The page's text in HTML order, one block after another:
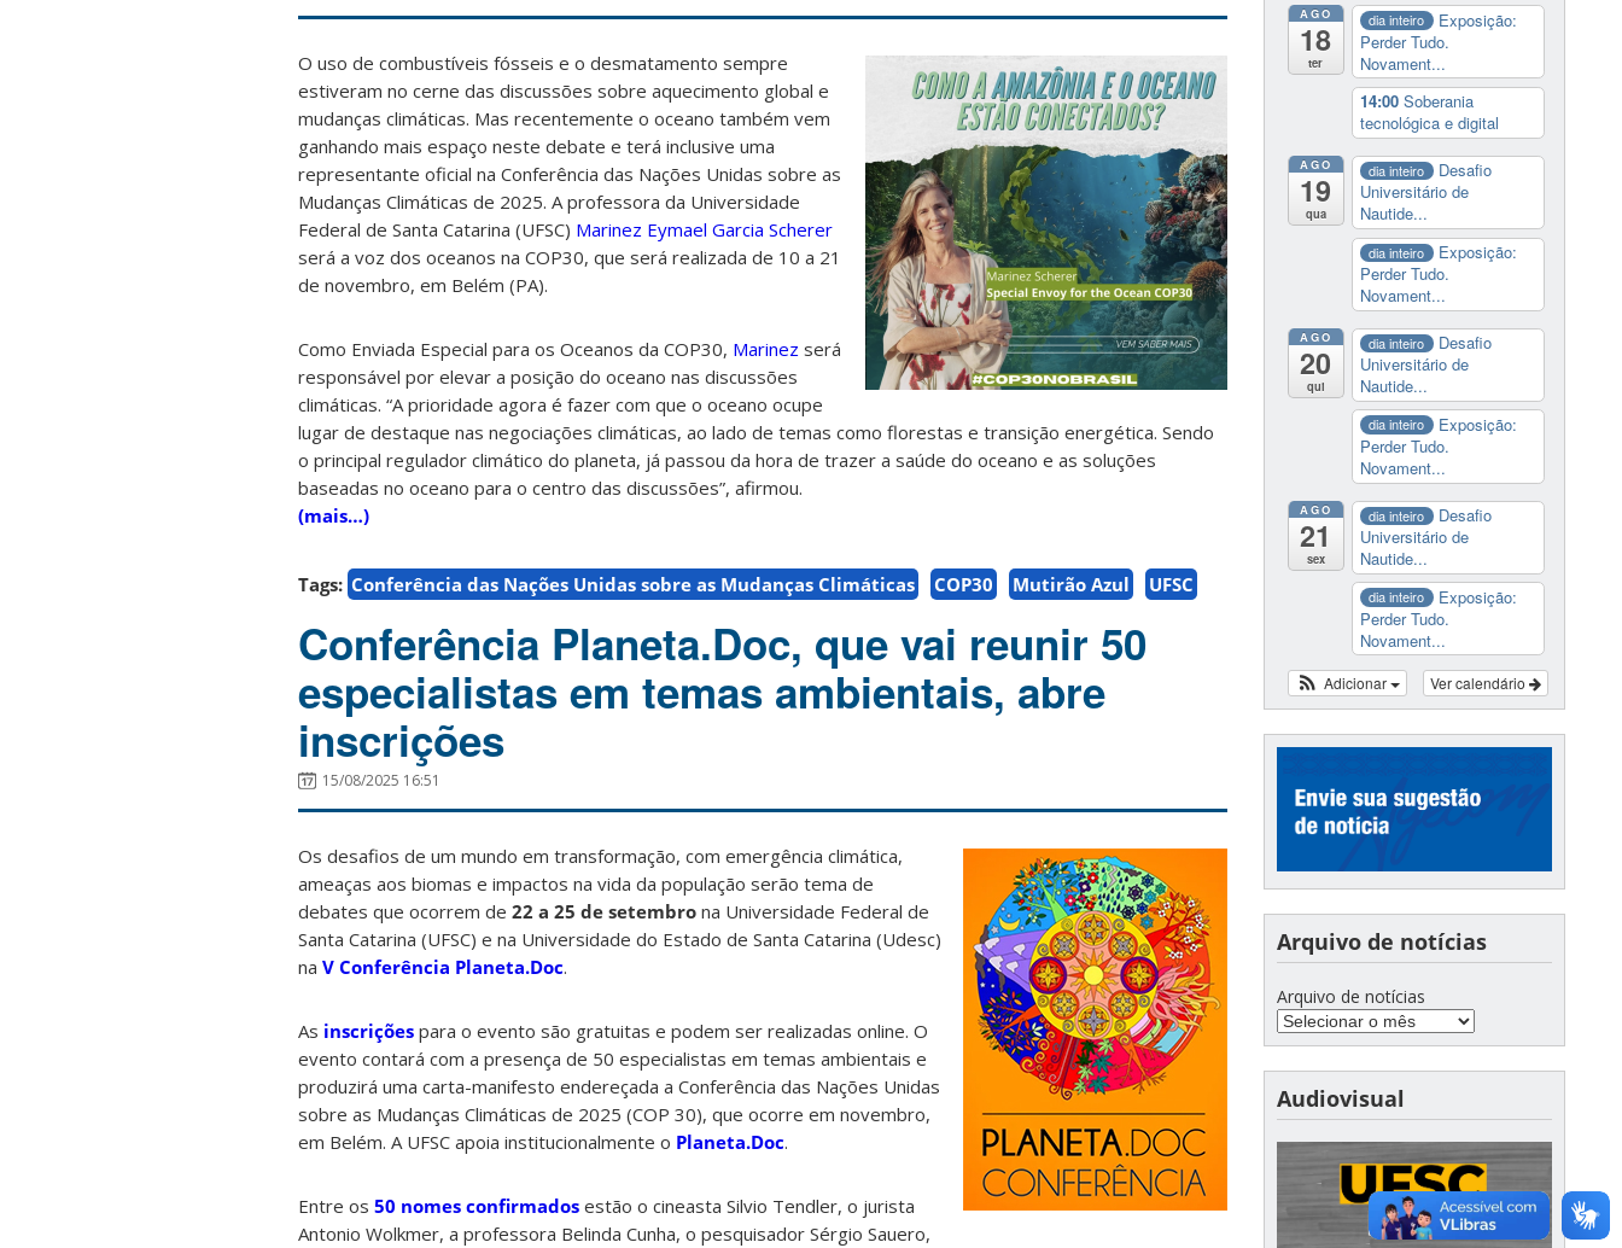
O uso de combustíveis fósseis e o desmatamento sempre
estiveram no cerne das discussões sobre aquecimento global e
mudanças climáticas. Mas recentemente o oceano também vem
ganhando mais espaço neste debate e terá inclusive uma
representante oficial na Conferência das Nações Unidas sobre as
Mudanças Climáticas de 2025. A professora da Universidade
Federal de Santa Catarina (UFSC) Marinez Eymael Garcia Scherer
será a voz dos oceanos na COP30, que será realizada de 10 a 21
de novembro, em Belém (PA).
Como Enviada Especial para os Oceanos da COP30, Marinez será
responsável por elevar a posição do oceano nas discussões
climáticas. “A prioridade agora é fazer com que o oceano ocupe
lugar de destaque nas negociações climáticas, ao lado de temas como florestas e transição energética. Sendo
o principal regulador climático do planeta, já passou da hora de trazer a saúde do oceano e as soluções
baseadas no oceano para o centro das discussões”, afirmou.
(mais…)
Tags: Conferência das Nações Unidas sobre as Mudanças Climáticas COP30 Mutirão Azul UFSC
Conferência Planeta.Doc, que vai reunir 50
especialistas em temas ambientais, abre
inscrições
15/08/2025 16:51
Os desafios de um mundo em transformação, com emergência climática,
ameaças aos biomas e impactos na vida da população serão tema de
debates que ocorrem de 22 a 25 de setembro na Universidade Federal de
Santa Catarina (UFSC) e na Universidade do Estado de Santa Catarina (Udesc)
na V Conferência Planeta.Doc.
As inscrições para o evento são gratuitas e podem ser realizadas online. O
evento contará com a presença de 50 especialistas em temas ambientais e
produzirá uma carta-manifesto endereçada a Conferência das Nações Unidas
sobre as Mudanças Climáticas de 2025 (COP 30), que ocorre em novembro,
em Belém. A UFSC apoia institucionalmente o Planeta.Doc.
Entre os 50 nomes confirmados estão o cineasta Silvio Tendler, o jurista
Antonio Wolkmer, a professora Belinda Cunha, o pesquisador Sérgio Sauero,
AGO
18
ter
dia inteiro
Exposição:
Perder Tudo.
Novament...
14:00 Soberania
tecnológica e digital
AGO
19
qua
dia inteiro
Desafio
Universitário de
Nautide...
dia inteiro
Exposição:
Perder Tudo.
Novament...
AGO
20
qui
dia inteiro
Desafio
Universitário de
Nautide...
dia inteiro
Exposição:
Perder Tudo.
Novament...
AGO
21
sex
dia inteiro
Desafio
Universitário de
Nautide...
dia inteiro
Exposição:
Perder Tudo.
Novament...
Ver calendário
Adicionar
Arquivo de notícias
Arquivo de notícias
Audiovisual